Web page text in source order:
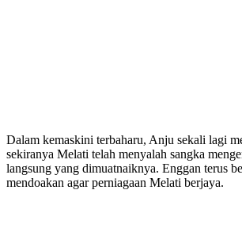
Dalam kemaskini terbaharu, Anju sekali lagi
sekiranya Melati telah menyalah sangka
langsung yang dimuatnaiknya. Enggan terus
mendoakan agar perniagaan Melati berjaya.